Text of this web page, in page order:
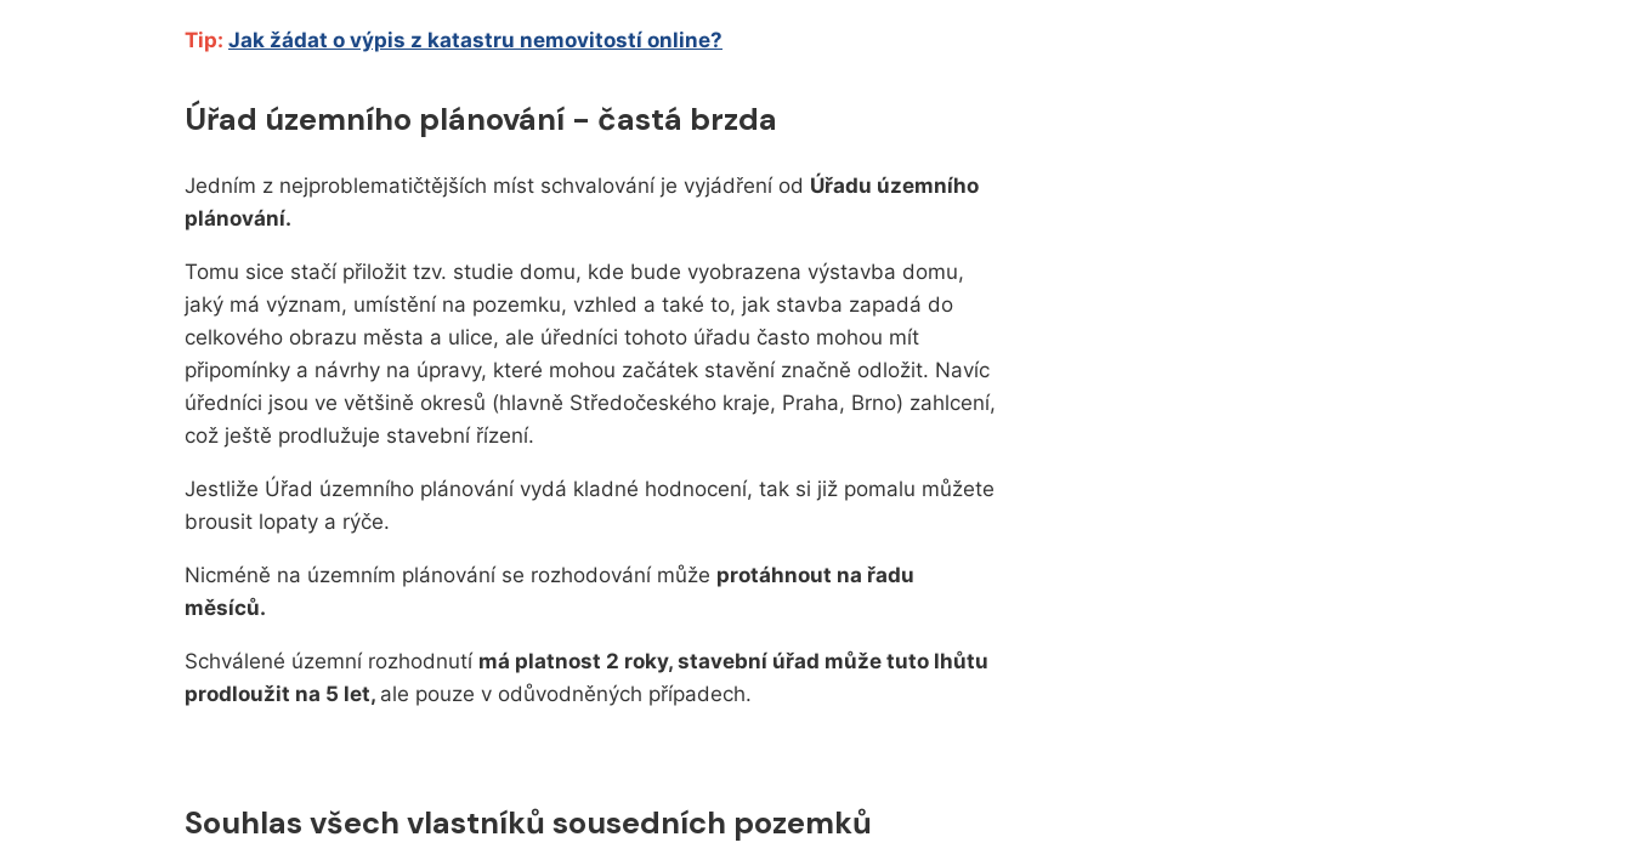
Tip: Jak žádat o výpis z katastru nemovitostí online?
Úřad územního plánování - častá brzda
Jedním z nejproblematičtějších míst schvalování je vyjádření od Úřadu územního
plánování.
Tomu sice stačí přiložit tzv. studie domu, kde bude vyobrazena výstavba domu,
jaký má význam, umístění na pozemku, vzhled a také to, jak stavba zapadá do
celkového obrazu města a ulice, ale úředníci tohoto úřadu často mohou mít
připomínky a návrhy na úpravy, které mohou začátek stavění značně odložit. Navíc
úředníci jsou ve většině okresů (hlavně Středočeského kraje, Praha, Brno) zahlcení,
což ještě prodlužuje stavební řízení.
Jestliže Úřad územního plánování vydá kladné hodnocení, tak si již pomalu můžete
brousit lopaty a rýče.
Nicméně na územním plánování se rozhodování může protáhnout na řadu
měsíců.
Schválené územní rozhodnutí má platnost 2 roky, stavební úřad může tuto lhůtu
prodloužit na 5 let, ale pouze v odůvodněných případech.
Souhlas všech vlastníků sousedních pozemků